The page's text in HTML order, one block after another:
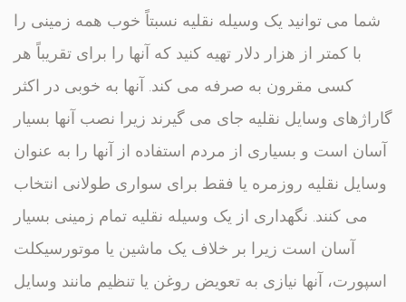
شما می توانید یک وسیله نقلیه نسبتاً خوب همه زمینی را
با کمتر از هزار دلار تهیه کنید که آنها را برای تقریباً هر
کسی مقرون به صرفه می کند. آنها به خوبی در اکثر
گاراژهای وسایل نقلیه جای می گیرند زیرا نصب آنها بسیار
آسان است و بسیاری از مردم استفاده از آنها را به عنوان
وسایل نقلیه روزمره یا فقط برای سواری طولانی انتخاب
می کنند. نگهداری از یک وسیله نقلیه تمام زمینی بسیار
آسان است زیرا بر خلاف یک ماشین یا موتورسیکلت
اسپورت، آنها نیازی به تعویض روغن یا تنظیم مانند وسایل